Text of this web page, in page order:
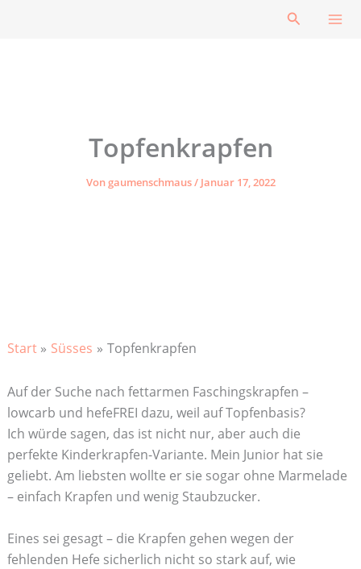
Suchen
Topfenkrapfen
Vongaumenschmaus/ Januar 17, 2022
Start Süsses Topfenkrapfen
Auf der Suche nach fettarmen Faschingskrapfen –
lowcarb und hefeFREI dazu, weil auf Topfenbasis?
Ich würde sagen, das ist nicht nur, aber auch die
perfekte Kinderkrapfen-Variante. Mein Junior hat sie
geliebt. Am liebsten wollte er sie sogar ohne Marmelade
– einfach Krapfen und wenig Staubzucker.
Eines sei gesagt – die Krapfen gehen wegen der
fehlenden Hefe sicherlich nicht so stark auf, wie